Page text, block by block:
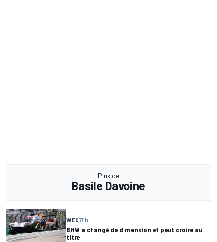
Plus de
Basile Davoine
WEC17 h
BMW a changé de dimension et peut croire au
titre